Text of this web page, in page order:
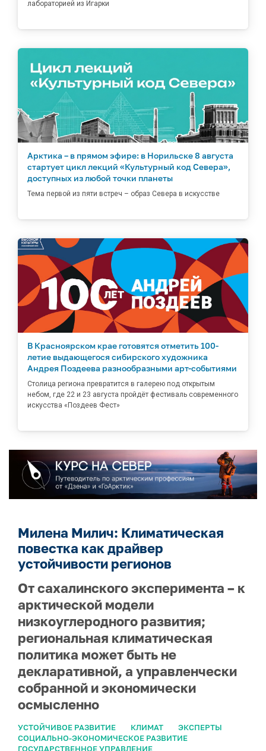
лабораторией из Игарки
Арктика – в прямом эфире: в Норильске 8 августа
стартует цикл лекций «Культурный код Севера»,
доступных из любой точки планеты
Тема первой из пяти встреч – образ Севера в искусстве
В Красноярском крае готовятся отметить 100-
летие выдающегося сибирского художника
Андрея Поздеева разнообразными арт-событиями
Столица региона превратится в галерею под открытым
небом, где 22 и 23 августа пройдёт фестиваль современного
искусства «Поздеев Фест»
Милена Милич: Климатическая
повестка как драйвер
устойчивости регионов
От сахалинского эксперимента – к
арктической модели
низкоуглеродного развития;
региональная климатическая
политика может быть не
декларативной, а управленчески
собранной и экономически
осмысленно
УСТОЙЧИВОЕ РАЗВИТИЕ КЛИМАТ
ЭКСПЕРТЫ
СОЦИАЛЬНО-ЭКОНОМИЧЕСКОЕ РАЗВИТИЕ
ГОСУДАРСТВЕННОЕ УПРАВЛЕНИЕ